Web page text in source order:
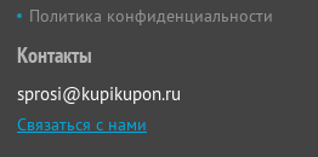
Политика конфиденциальности
Контакты
sprosi@kupikupon.ru
Связаться с нами